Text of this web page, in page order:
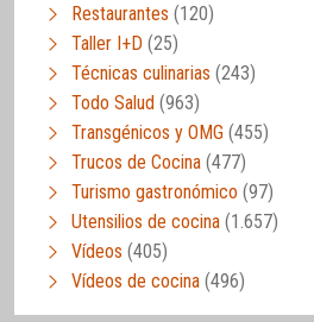
Restaurantes (120)
Taller I+D (25)
Técnicas culinarias (243)
Todo Salud (963)
Transgénicos y OMG (455)
Trucos de Cocina (477)
Turismo gastronómico (97)
Utensilios de cocina (1.657)
Vídeos (405)
Vídeos de cocina (496)